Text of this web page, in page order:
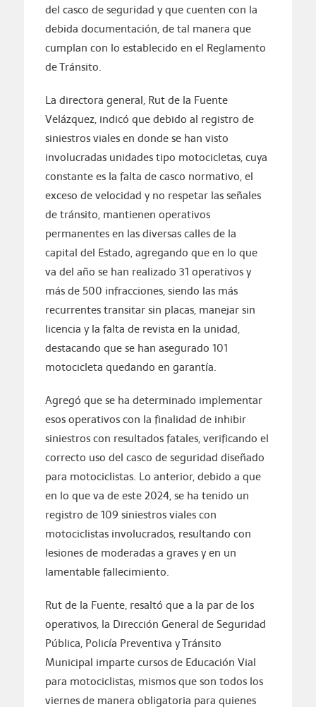
del casco de seguridad y que cuenten con la
debida documentación, de tal manera que
cumplan con lo establecido en el Reglamento
de Tránsito.
La directora general, Rut de la Fuente
Velázquez, indicó que debido al registro de
siniestros viales en donde se han visto
involucradas unidades tipo motocicletas, cuya
constante es la falta de casco normativo, el
exceso de velocidad y no respetar las señales
de tránsito, mantienen operativos
permanentes en las diversas calles de la
capital del Estado, agregando que en lo que
va del año se han realizado 31 operativos y
más de 500 infracciones, siendo las más
recurrentes transitar sin placas, manejar sin
licencia y la falta de revista en la unidad,
destacando que se han asegurado 101
motocicleta quedando en garantía.
Agregó que se ha determinado implementar
esos operativos con la finalidad de inhibir
siniestros con resultados fatales, verificando el
correcto uso del casco de seguridad diseñado
para motociclistas. Lo anterior, debido a que
en lo que va de este 2024, se ha tenido un
registro de 109 siniestros viales con
motociclistas involucrados, resultando con
lesiones de moderadas a graves y en un
lamentable fallecimiento.
Rut de la Fuente, resaltó que a la par de los
operativos, la Dirección General de Seguridad
Pública, Policía Preventiva y Tránsito
Municipal imparte cursos de Educación Vial
para motociclistas, mismos que son todos los
viernes de manera obligatoria para quienes